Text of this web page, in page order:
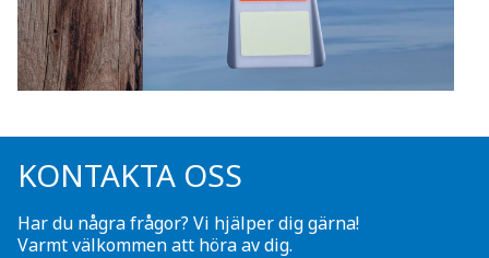
KONTAKTA OSS
Har du några frågor? Vi hjälper dig gärna!
Varmt välkommen att höra av dig.